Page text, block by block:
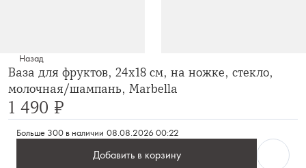
Назад
Ваза для фруктов, 24х18 см, на ножке, стекло,
молочная/шампань, Marbella
1 490 ₽
Больше 300 в наличии 08.08.2026 00:22
Добавить в корзину